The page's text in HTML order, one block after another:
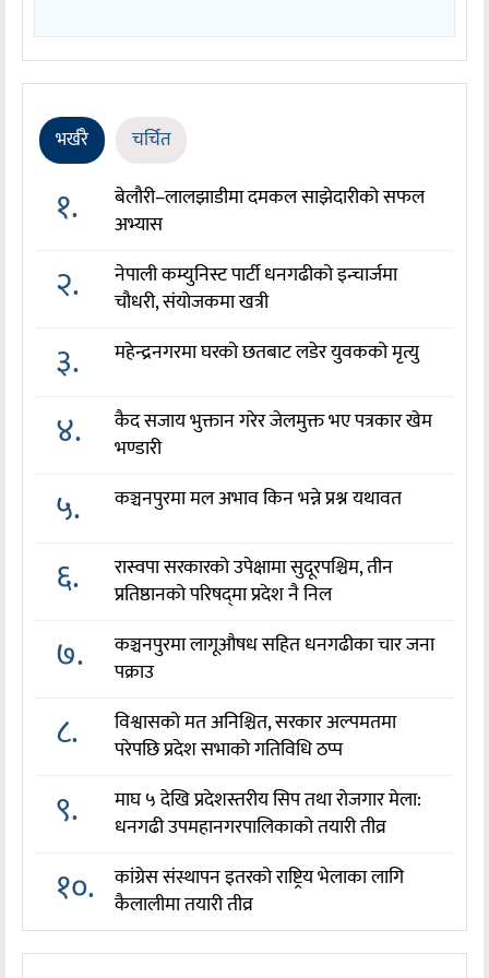
भर्खरै चर्चित
१.
बेलौरी–लालझाडीमा दमकल साझेदारीको सफल
अभ्यास
२.
नेपाली कम्युनिस्ट पार्टी धनगढीको इन्चार्जमा
चौधरी, संयोजकमा खत्री
३. महेन्द्रनगरमा घरको छतबाट लडेर युवकको मृत्यु
४.
कैद सजाय भुक्तान गरेर जेलमुक्त भए पत्रकार खेम
भण्डारी
५. कञ्चनपुरमा मल अभाव किन भन्ने प्रश्न यथावत
६.
रास्वपा सरकारको उपेक्षामा सुदूरपश्चिम, तीन
प्रतिष्ठानको परिषद्‌मा प्रदेश नै निल
७.
कञ्चनपुरमा लागूऔषध सहित धनगढीका चार जना
पक्राउ
८.
विश्वासको मत अनिश्चित, सरकार अल्पमतमा
परेपछि प्रदेश सभाको गतिविधि ठप्प
९.
माघ ५ देखि प्रदेशस्तरीय सिप तथा रोजगार मेला:
धनगढी उपमहानगरपालिकाको तयारी तीव्र
१०.
कांग्रेस संस्थापन इतरको राष्ट्रिय भेलाका लागि
कैलालीमा तयारी तीव्र